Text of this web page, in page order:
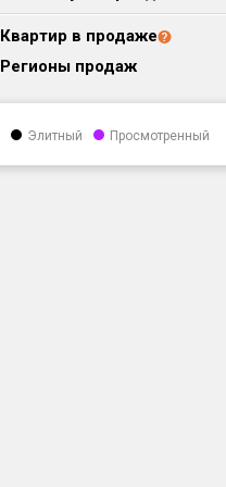
Квартир в продаже
Регионы продаж
Элитный Просмотренный